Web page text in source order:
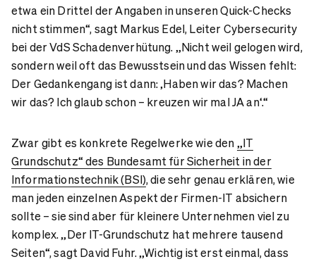
etwa ein Drittel der Angaben in unseren Quick-Checks
nicht stimmen“, sagt Markus Edel, Leiter Cybersecurity
bei der VdS Schadenverhütung. „Nicht weil gelogen wird,
sondern weil oft das Bewusstsein und das Wissen fehlt:
Der Gedankengang ist dann: ‚Haben wir das? Machen
wir das? Ich glaub schon – kreuzen wir mal JA an‘.“
Zwar gibt es konkrete Regelwerke wie den„IT
Grundschutz“ des Bundesamt für Sicherheit in der
Informationstechnik (BSI), die sehr genau erklären, wie
man jeden einzelnen Aspekt der Firmen-IT absichern
sollte – sie sind aber für kleinere Unternehmen viel zu
komplex. „Der IT-Grundschutz hat mehrere tausend
Seiten“, sagt David Fuhr. „Wichtig ist erst einmal, dass